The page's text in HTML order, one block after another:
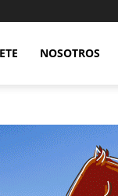
NOSOTROS